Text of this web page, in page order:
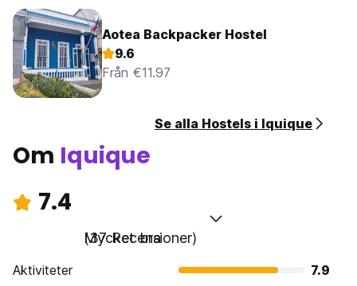
Aotea Backpacker Hostel
9.6
Från €11.97
Se alla Hostels i Iquique
Om Iquique
7.4
Mycket bra
(37 Recensioner)
Aktiviteter
7.9